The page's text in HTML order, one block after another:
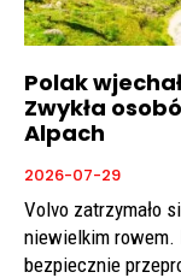
Polak
Zwykła
Alpach
2026-07-29
Volvo zatrzymało
niewielkim rowem.
bezpiecznie